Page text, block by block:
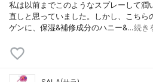
私は以前までこのようなスプレーして潤
直しと思っていました。しかし、こちら
ゲンに、保湿&補修成分のハニー&…続き